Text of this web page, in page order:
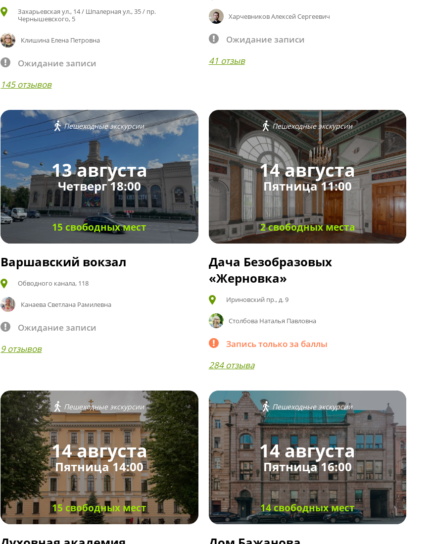
Захарьевская ул., 14 / Шпалерная ул., 35 / пр.
Чернышевского, 5
Клишина Елена Петровна
Ожидание записи
145 отзывов
Харчевников Алексей Сергеевич
Ожидание записи
41 отзыв
Пешеходные экскурсии
13 августа
Четверг 18:00
15 свободных мест
Варшавский вокзал
Обводного канала, 118
Канаева Светлана Рамилевна
Ожидание записи
9 отзывов
Пешеходные экскурсии
14 августа
Пятница 11:00
2 свободных места
Дача Безобразовых
«Жерновка»
Ириновский пр., д. 9
Столбова Наталья Павловна
Запись только за баллы
284 отзыва
Пешеходные экскурсии
14 августа
Пятница 14:00
15 свободных мест
Пешеходные экскурсии
14 августа
Пятница 16:00
14 свободных мест